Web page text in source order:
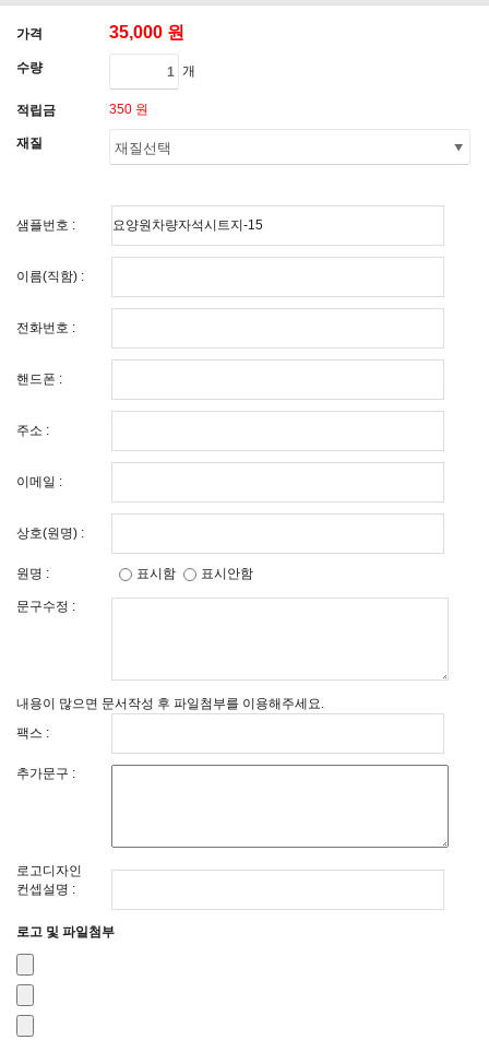
가격 35,000 원
수량 개
적립금 350 원
재질
샘플번호 :
이름(직함) :
전화번호 :
핸드폰 :
주소 :
이메일 :
상호(원명) :
원명 : 표시함 표시안함
문구수정 :
내용이 많으면 문서작성 후 파일첨부를 이용해주세요.
팩스 :
추가문구 :
로고디자인
컨셉설명 :
로고 및 파일첨부